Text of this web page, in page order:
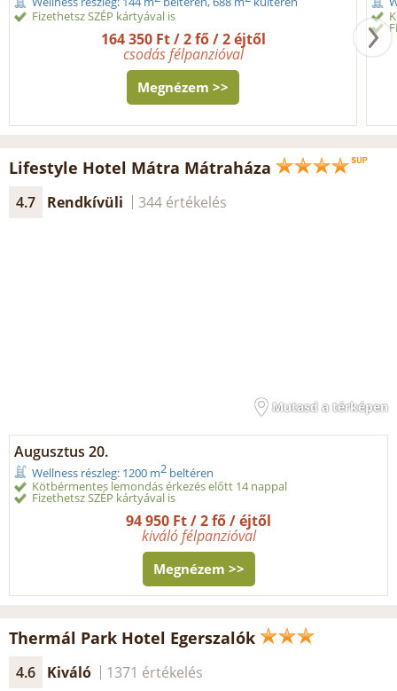
Fizethetsz SZÉP kártyával is
164 350 Ft / 2 fő / 2 éjtől
csodás félpanzióval
Megnézem >>
Lifestyle Hotel Mátra Mátraháza
4.7 Rendkívüli 344 értékelés
Mutasd a térképen
Augusztus 20.
Wellness részleg: 1200 m2 beltéren
Kötbérmentes lemondás érkezés előtt 14 nappal
Fizethetsz SZÉP kártyával is
94 950 Ft / 2 fő / éjtől
kiváló félpanzióval
Megnézem >>
Thermál Park Hotel Egerszalók
4.6 Kiváló 1371 értékelés